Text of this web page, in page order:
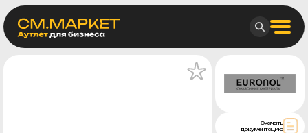
Скачать
документацию